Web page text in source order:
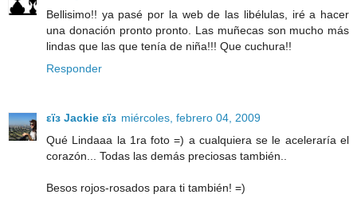
Bellisimo!! ya pasé por la web de las libélulas, iré a hacer
una donación pronto pronto. Las muñecas son mucho más
lindas que las que tenía de niña!!! Que cuchura!!
Responder
εïз Jackie εïз miércoles, febrero 04, 2009
Qué Lindaaa la 1ra foto =) a cualquiera se le aceleraría el
corazón... Todas las demás preciosas también..
Besos rojos-rosados para ti también! =)